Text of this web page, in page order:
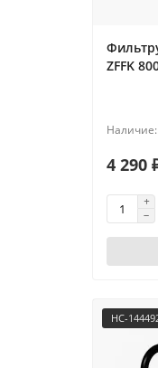
ZFFK
4 290
НС-